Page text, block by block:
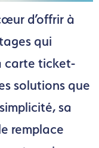
d’offrir à
qui
carte ticket-
solutions que
sa
remplace